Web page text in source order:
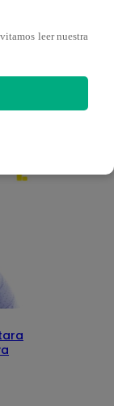
leer nuestra